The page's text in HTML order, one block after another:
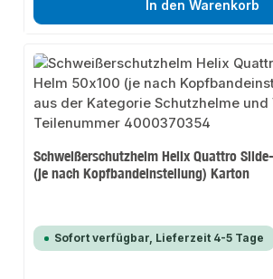
In den Warenkorb
Schweißerschutzhelm Helix Quattro
(je nach Kopfbandeinstellung) Karton
Sofort verfügbar, Lieferzeit 4-5 Tage